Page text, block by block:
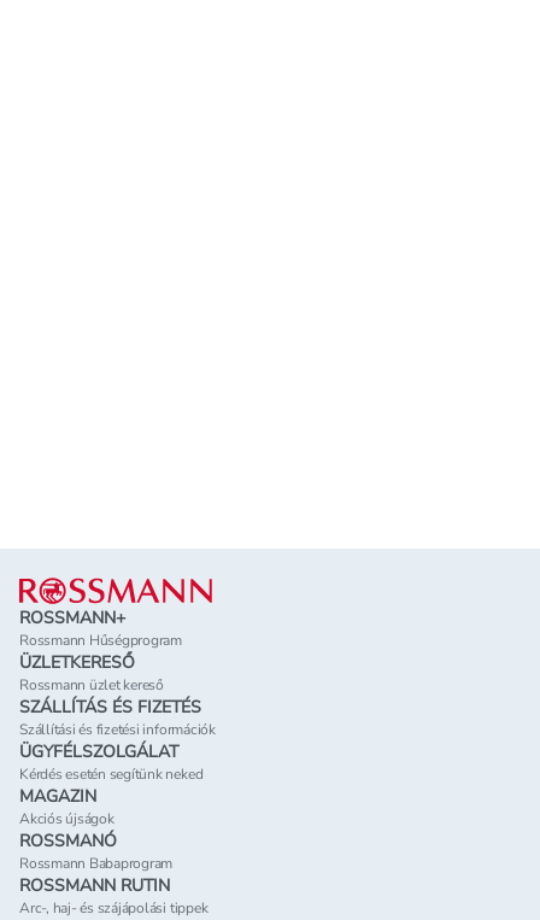
Lábléc
ROSSMANN+
Rossmann Hűségprogram
ÜZLETKERESŐ
Rossmann üzlet kereső
SZÁLLÍTÁS ÉS FIZETÉS
Szállítási és fizetési információk
ÜGYFÉLSZOLGÁLAT
Kérdés esetén segítünk neked
MAGAZIN
Akciós újságok
ROSSMANÓ
Rossmann Babaprogram
ROSSMANN RUTIN
Arc-, haj- és szájápolási tippek